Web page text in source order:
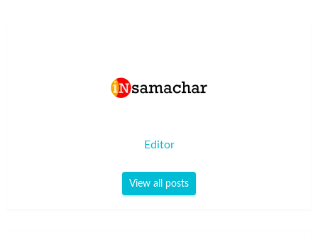
Editor
View all posts